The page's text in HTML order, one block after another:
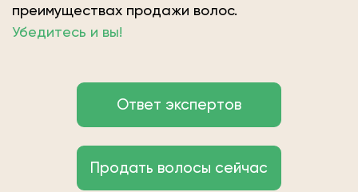
преимуществах продажи волос.
Убедитесь и вы!
Ответ экспертов
Продать волосы сейчас